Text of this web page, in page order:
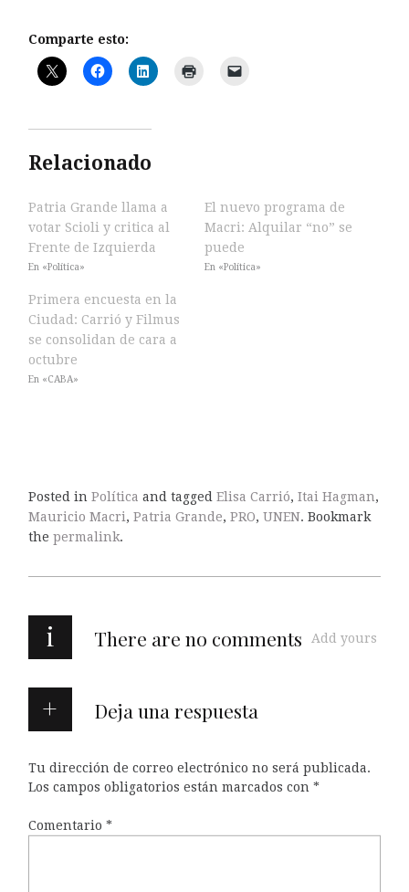
Comparte esto:
Relacionado
Patria Grande llama a
votar Scioli y critica al
Frente de Izquierda
En «Política»
El nuevo programa de
Macri: Alquilar “no” se
puede
En «Política»
Primera encuesta en la
Ciudad: Carrió y Filmus
se consolidan de cara a
octubre
En «CABA»
Posted in Política and tagged Elisa Carrió, Itai Hagman,
Mauricio Macri, Patria Grande, PRO, UNEN. Bookmark
the permalink.
i There are no comments Add yours
Deja una respuesta
Tu dirección de correo electrónico no será publicada.
Los campos obligatorios están marcados con *
Comentario *